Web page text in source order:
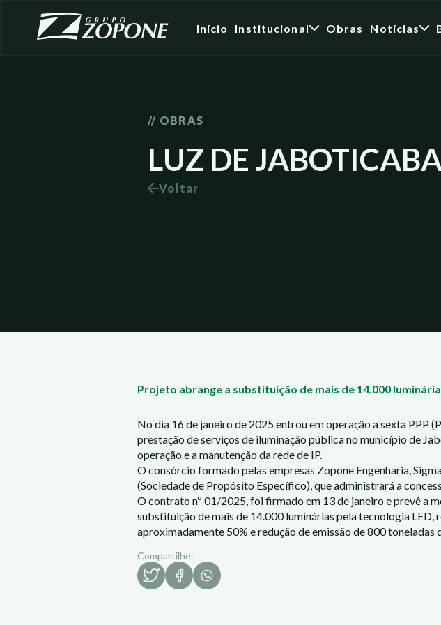
Início Institucional Obras Notícias
// OBRAS
LUZ DE
Voltar
Projeto abrange a substituição de mais de 14.000
No dia 16 de janeiro de 2025 entrou em operação a sexta PPP
prestação de serviços de iluminação pública no município de
operação e a manutenção da rede de IP.
O consórcio formado pelas empresas Zopone Engenharia,
(Sociedade de Propósito Específico), que administrará a
O contrato nº 01/2025, foi firmado em 13 de janeiro e prevê a
substituição de mais de 14.000 luminárias pela tecnologia
aproximadamente 50% e redução de emissão de 800 toneladas
Compartilhe: